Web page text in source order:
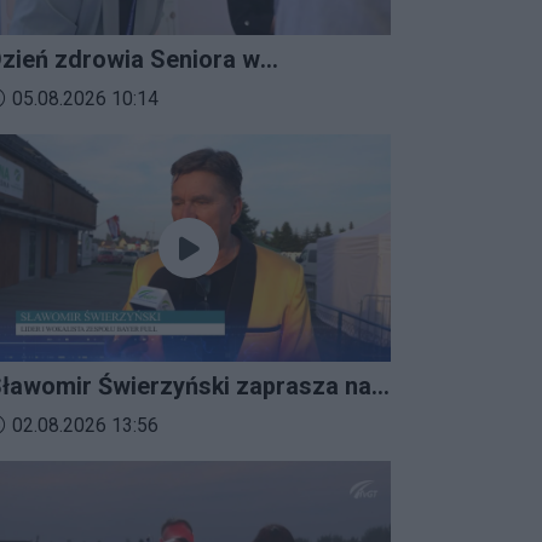
zdrowia Seniora w
dodania materiału wideo:
05.08.2026 10:14
Świerzyński zaprasza na
2026
dodania materiału wideo:
02.08.2026 13:56